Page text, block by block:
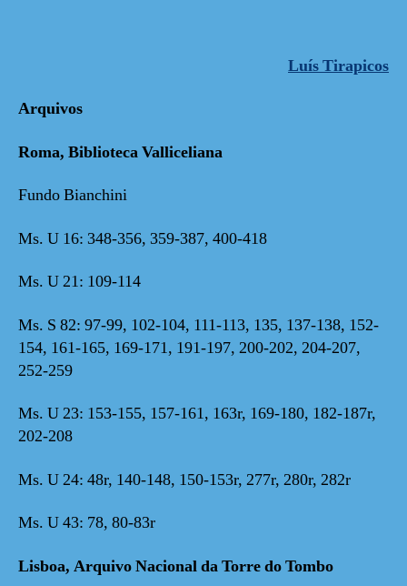
Luís Tirapicos
Arquivos
Roma, Biblioteca Valliceliana
Fundo Bianchini
Ms. U 16: 348-356, 359-387, 400-418
Ms. U 21: 109-114
Ms. S 82: 97-99, 102-104, 111-113, 135, 137-138, 152-
154, 161-165, 169-171, 191-197, 200-202, 204-207,
252-259
Ms. U 23: 153-155, 157-161, 163r, 169-180, 182-187r,
202-208
Ms. U 24: 48r, 140-148, 150-153r, 277r, 280r, 282r
Ms. U 43: 78, 80-83r
Lisboa, Arquivo Nacional da Torre do Tombo